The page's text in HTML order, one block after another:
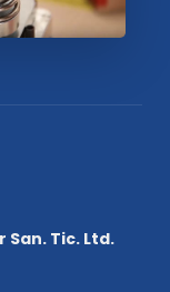
San. Tic. Ltd.